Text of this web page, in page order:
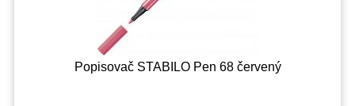
Popisovač STABILO Pen 68 červený